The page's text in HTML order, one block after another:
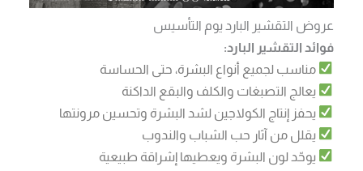
عروض التقشير البارد يوم التأسيس
فوائد التقشير البارد:
مناسب لجميع أنواع البشرة، حتى الحساسة
يعالج التصبغات والكلف والبقع الداكنة
يحفز إنتاج الكولاجين لشد البشرة وتحسين مرونتها
يقلل من آثار حب الشباب والندوب
يوحّد لون البشرة ويعطيها إشراقة طبيعية